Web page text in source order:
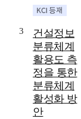
3
건설정보
분류체계
활용도 측
정을 통한
분류체계
활성화 방
안